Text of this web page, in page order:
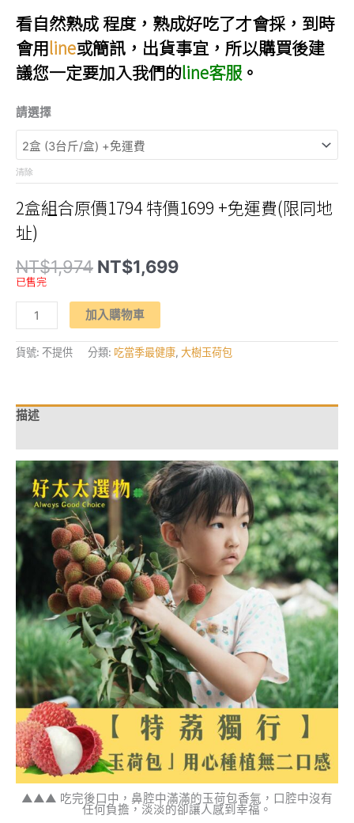
看自然熟成 程度，熟成好吃了才會採，到時
會用line或簡訊，出貨事宜，所以購買後建
議您一定要加入我們的line客服 。
請選擇
清除
2盒組合原價1794 特價1699 +免運費(限同地
址)
NT$1,974 原
始
格：
NT$1,974。
NT$1,699目
已售完
【特
獨
行】
「玉
荷
種
植
口
感
數
量
加入購物車
貨號: 不提供 分類: 吃當季最健康, 大樹玉荷包
描述
▲▲▲ 吃完後口中，鼻腔中滿滿的玉荷包香氣，口腔中沒有
任何負擔，淡淡的卻讓人感到幸福。